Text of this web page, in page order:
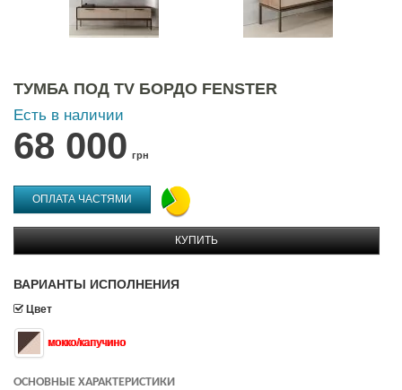
ТУМБА ПОД TV БОРДО FENSTER
Есть в наличии
68 000 грн
ОПЛАТА ЧАСТЯМИ
КУПИТЬ
ВАРИАНТЫ ИСПОЛНЕНИЯ
Цвет
мокко/капучино
ОСНОВНЫЕ ХАРАКТЕРИСТИКИ